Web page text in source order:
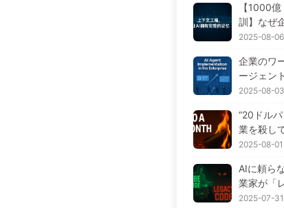
の4ステ
し、干渉
イズを窓
——ゆっ
【1000
訓】なぜ
をしたAI
に陥り、
性能向上
——ゆっく
2025-08-06
企業のワ
ージェン
法：2025
2025-08-03
“20ドル
業を殺し
の値下げ
さ——ゆ
2025-08-01
AIに頼ら
業家が「
ク」に熱
2025-07-31